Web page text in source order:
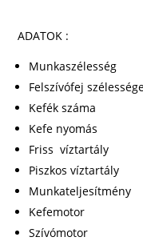
ADATOK :
Felszívófej
Kefék
Kefe
Friss
Piszkos